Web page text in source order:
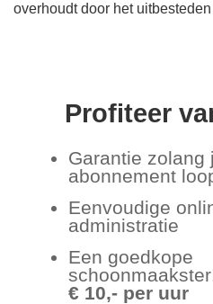
overhoudt door het
Profiteer
Garantie zolang
abonnement
Eenvoudige
administratie
Een goedkope
€ 10,- per uur